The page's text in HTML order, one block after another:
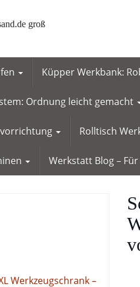
Küpper Werkbank:
Ordnung leicht gemacht
Rolltisch
Werkstatt Blog –